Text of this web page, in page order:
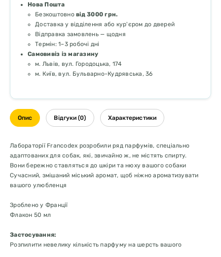
Нова Пошта
Безкоштовно від 3000 грн.
Доставка у відділення або кур'єром до дверей
Відправка замовлень — щодня
Термін: 1–3 робочі дні
Самовивіз із магазину
м. Львів, вул. Городоцька, 174
м. Київ, вул. Бульварно-Кудрявська, 36
Опис Відгуки (0) Характеристики
Лабораторії Francodex розробили ряд парфумів, спеціально
адаптованих для собак, які, звичайно ж, не містять спирту.
Вони бережно ставляться до шкіри та нюху вашого собаки
Сучасний, змішаний міський аромат, щоб ніжно ароматизувати
вашого улюбленця
Зроблено у Франції
Флакон 50 мл
Застосування:
Розпилити невелику кількість парфуму на шерсть вашого